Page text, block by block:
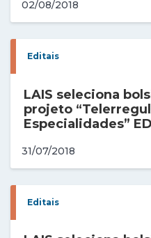
02/08/2018
Editais
LAIS seleciona
projeto
Especialidades”
31/07/2018
Editais